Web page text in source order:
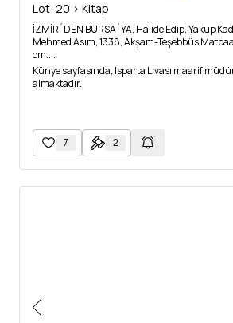
Lot: 20 > Kitap
İZMİR´DEN BURSA´YA, Halide Edip, Yakup
Mehmed Asım, 1338, Akşam-Teşebbüs
cm....
Künye sayfasında, Isparta Livası maarif
almaktadır.
7 2